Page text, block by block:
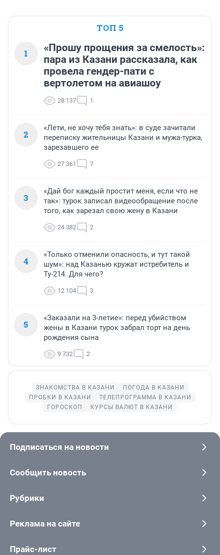
ТОП 5
1
«Прошу прощения за смелость»:
пара из Казани рассказала, как
провела гендер-пати с
вертолетом на авиашоу
28 137 1
2
«Лети, не хочу тебя знать»: в суде зачитали
переписку жительницы Казани и мужа-турка,
зарезавшего ее
27 361 7
3
«Дай бог каждый простит меня, если что не
так»: турок записал видеообращение после
того, как зарезал свою жену в Казани
24 382 2
4
«Только отменили опасность, и тут такой
шум»: над Казанью кружат истребитель и
Ту-214. Для чего?
12 104 3
5
«Заказали на 3-летие»: перед убийством
жены в Казани турок забрал торт на день
рождения сына
9 732 2
ЗНАКОМСТВА В КАЗАНИ
ПОГОДА В КАЗАНИ
ПРОБКИ В КАЗАНИ
ТЕЛЕПРОГРАММА В КАЗАНИ
ГОРОСКОП
КУРСЫ ВАЛЮТ В КАЗАНИ
Подписаться на новости
Сообщить новость
Рубрики
Реклама на сайте
Прайс-лист